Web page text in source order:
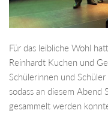
Für das leibliche Wohl
Reinhardt Kuchen und
Schülerinnen und
sodass an diesem
gesammelt werden